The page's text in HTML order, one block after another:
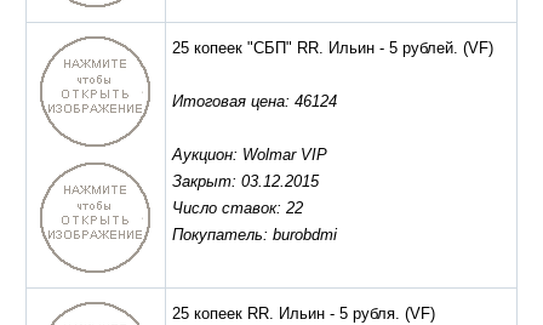
25 копеек "СБП" RR. Ильин - 5 рублей. (VF)
Итоговая цена: 46124
Аукцион: Wolmar VIP
Закрыт: 03.12.2015
Число ставок: 22
Покупатель: burobdmi
25 копеек RR. Ильин - 5 рубля. (VF)